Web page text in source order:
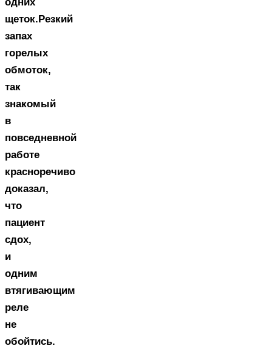
щеток.Резкий
запах
горелых
обмоток,
так
знакомый
в
повседневной
работе
красноречиво
доказал,
что
пациент
сдох,
и
одним
втягивающим
реле
не
обойтись.